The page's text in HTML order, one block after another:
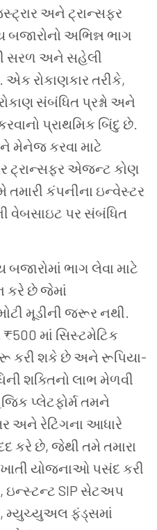
અને ટ્રાન્સફર
અભિન્ન ભાગ
સરળ અને સહેલી
એક રોકાણકાર તરીકે,
સંબંધિત પ્રશ્નો અને
પ્રાથમિક બિંદુ છે.
મેનેજ કરવા માટે
ટ્રાન્સફર એજન્ટ કોણ
કંપનીના ઇન્વેસ્ટર
પર સંબંધિત
ભાગ લેવા માટે
કરે છે જેમાં
મૂડીની જરૂર નથી.
₹500 માં સિસ્ટમેટિક
કરી શકે છે અને રૂપિયા-
શક્તિનો લાભ મેળવી
પ્લેટફોર્મ તમને
અને રેટિંગના આધારે
કરે છે, જેથી તમે તમારા
યોજનાઓ પસંદ કરી
ઇન્સ્ટન્ટ SIP સેટઅપ
મ્યુચ્યુઅલ ફંડ્સમાં